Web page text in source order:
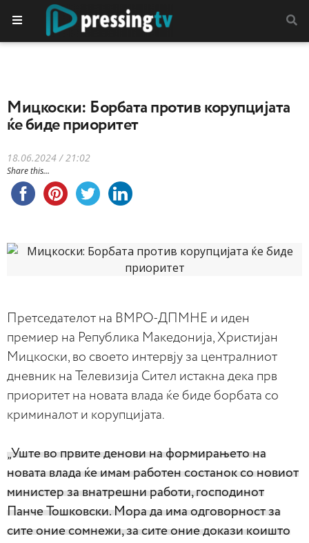
Мицкоски: Борбата против корупцијата
ќе биде приоритет
18.06.2024 / 21:02
Share this...
Претседателот на ВМРО-ДПМНЕ и иден
премиер на Република Македонија, Христијан
Мицкоски, во своето интервју за централниот
дневник на Телевизија Сител истакна дека прв
приоритет на новата влада ќе биде борбата со
криминалот и корупцијата.
„Уште во првите денови на формирањето на
новата влада ќе имам работен состанок со новиот
министер за внатрешни работи, господинот
Панче Тошковски. Мора да има одговорност за
сите оние сомнежи, за сите оние докази коишто